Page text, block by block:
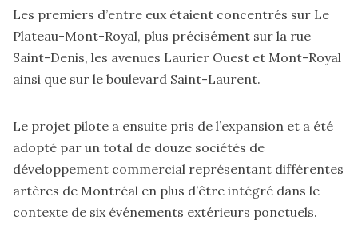
Les premiers d’entre eux étaient concentrés sur Le
Plateau-Mont-Royal, plus précisément sur la rue
Saint-Denis, les avenues Laurier Ouest et Mont-Royal
ainsi que sur le boulevard Saint-Laurent.
Le projet pilote a ensuite pris de l’expansion et a été
adopté par un total de douze sociétés de
développement commercial représentant différentes
artères de Montréal en plus d’être intégré dans le
contexte de six événements extérieurs ponctuels.